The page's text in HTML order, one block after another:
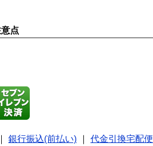
点
銀行振込(前払い) 代金引換宅配便